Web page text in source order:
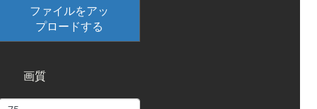
ファイルをアッ
プロードする
画質